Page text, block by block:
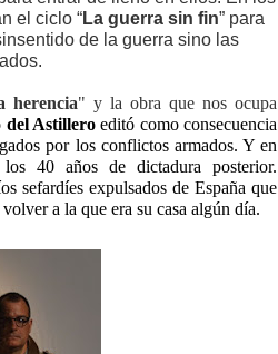
el ciclo “La guerra sin fin” para
de la guerra sino las
herencia" y la obra que nos ocupa
del Astilleroeditó como consecuencia
por los conflictos armados. Y en
40 años de dictadura posterior.
sefardíes expulsados de España que
a la que era su casa algún día.